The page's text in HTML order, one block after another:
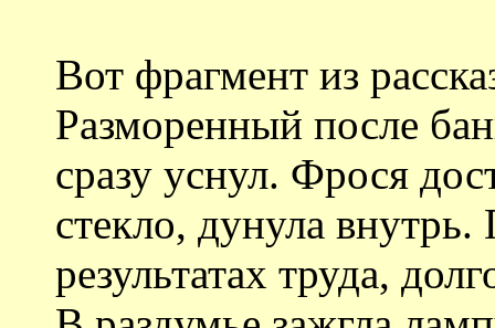
Вот фрагмент из
Разморенный после
сразу уснул. Фрося
стекло, дунула
результатах труда,